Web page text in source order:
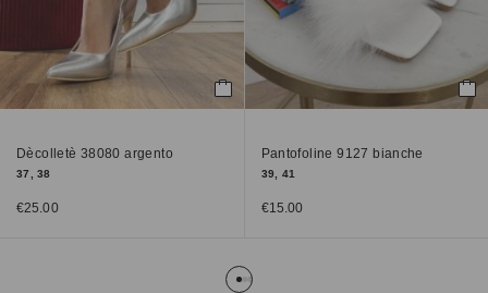
Dècolletè 38080 argento
37, 38
€25.00
Pantofoline 9127 bianche
39, 41
€15.00